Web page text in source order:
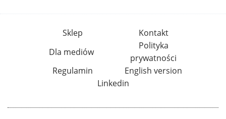
Sklep
Kontakt
Dla mediów
Polityka
prywatności
Regulamin
English version
Linkedin